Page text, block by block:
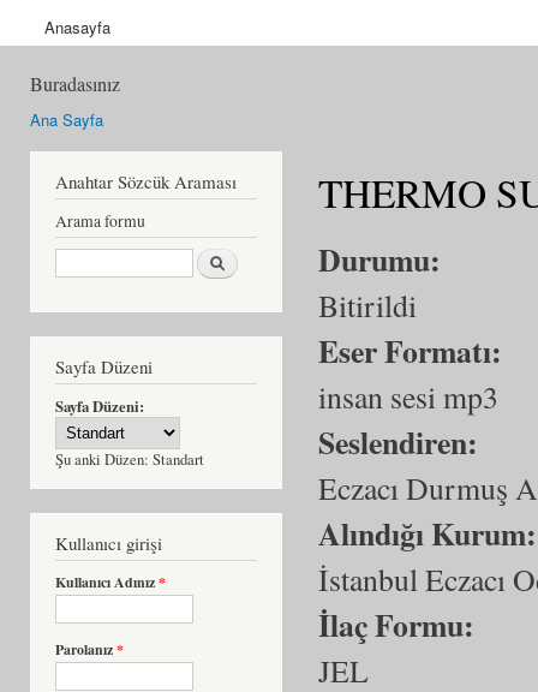
Anasayfa
Buradasınız
Ana Sayfa
Anahtar Sözcük Araması
Arama formu
Ara
Sayfa Düzeni
Sayfa Düzeni:
Şu anki Düzen: Standart
Kullanıcı girişi
Kullanıcı Adınız*
Parolanız*
THERMO
Durumu:
Bitirildi
Eser Formatı:
insan sesi mp3
Seslendiren:
Eczacı Durmuş
Alındığı
İstanbul Eczacı
İlaç Formu:
JEL